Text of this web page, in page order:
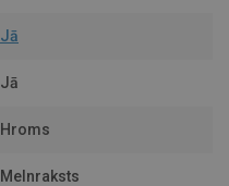
Jā
Jā
Hroms
Melnraksts